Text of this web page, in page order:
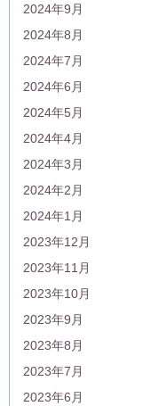
2024年9月
2024年8月
2024年7月
2024年6月
2024年5月
2024年4月
2024年3月
2024年2月
2024年1月
2023年12月
2023年11月
2023年10月
2023年9月
2023年8月
2023年7月
2023年6月